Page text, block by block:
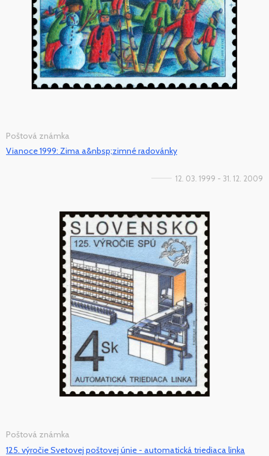
Poštová známka
Vianoce 1999: Zima a&nbsp;zimné radovánky
12. 03. 1999 - 31. 12. 2009
Poštová známka
125. výročie Svetovej poštovej únie - automatická triediaca linka